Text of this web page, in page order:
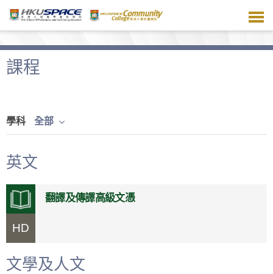
主
容課程
學科 全部
英文
HD
翻譯及傳譯高級文憑
文學及人文